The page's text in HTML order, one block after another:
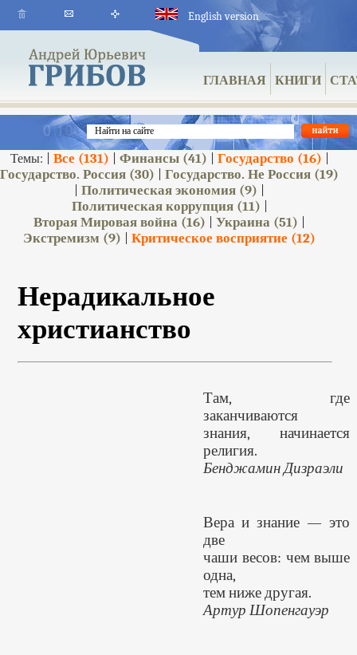
ГЛАВНАЯ КНИГИ
English version
Темы: | Все (131) Финансы(41) Государство (16)
Государство. Россия (30) |Государство. Не Россия (19)
|Политическая экономия (9)
Политическая коррупция(11)
Вторая Мировая война (16) |Украина (51)
Экстремизм (9) |Критическое восприятие (12)
Нерадикальное
христианство
Там, где
заканчиваются
знания, начинается
религия.
Бенджамин Дизраэли
Вера и знание — это
две
чаши весов: чем выше
одна,
тем ниже другая.
Артур Шопенгауэр